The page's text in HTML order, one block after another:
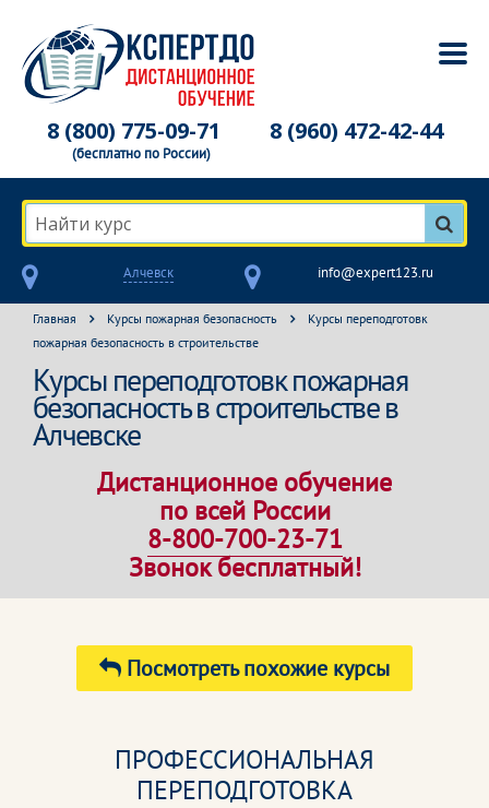
8 (800) 775-09-71
(бесплатно по России)
8 (960) 472-42-44
Найти курс
Алчевск info@expert123.ru
Главная Курсы пожарная безопасность
Курсы переподготовк
пожарная безопасность в строительстве
Курсы переподготовк пожарная
безопасность в строительстве в
Алчевске
Дистанционное обучение
по всей России
8-800-700-23-71
Звонок бесплатный!
Посмотреть похожие курсы
ПРОФЕССИОНАЛЬНАЯ
ПЕРЕПОДГОТОВКА